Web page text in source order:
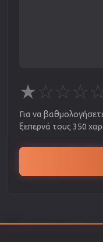
★☆☆☆
Για να
ξεπερνά τους 350